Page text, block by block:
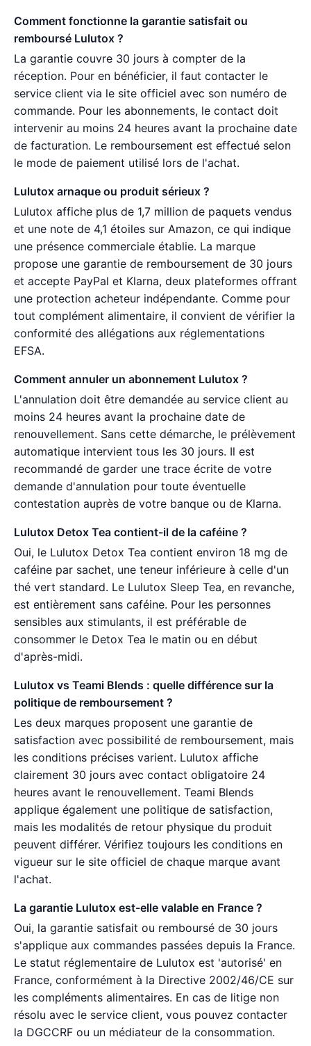
Comment fonctionne la garantie satisfait ou
remboursé Lulutox ?
La garantie couvre 30 jours à compter de la
réception. Pour en bénéficier, il faut contacter le
service client via le site officiel avec son numéro de
commande. Pour les abonnements, le contact doit
intervenir au moins 24 heures avant la prochaine date
de facturation. Le remboursement est effectué selon
le mode de paiement utilisé lors de l'achat.
Lulutox arnaque ou produit sérieux ?
Lulutox affiche plus de 1,7 million de paquets vendus
et une note de 4,1 étoiles sur Amazon, ce qui indique
une présence commerciale établie. La marque
propose une garantie de remboursement de 30 jours
et accepte PayPal et Klarna, deux plateformes offrant
une protection acheteur indépendante. Comme pour
tout complément alimentaire, il convient de vérifier la
conformité des allégations aux réglementations
EFSA.
Comment annuler un abonnement Lulutox ?
L'annulation doit être demandée au service client au
moins 24 heures avant la prochaine date de
renouvellement. Sans cette démarche, le prélèvement
automatique intervient tous les 30 jours. Il est
recommandé de garder une trace écrite de votre
demande d'annulation pour toute éventuelle
contestation auprès de votre banque ou de Klarna.
Lulutox Detox Tea contient-il de la caféine ?
Oui, le Lulutox Detox Tea contient environ 18 mg de
caféine par sachet, une teneur inférieure à celle d'un
thé vert standard. Le Lulutox Sleep Tea, en revanche,
est entièrement sans caféine. Pour les personnes
sensibles aux stimulants, il est préférable de
consommer le Detox Tea le matin ou en début
d'après-midi.
Lulutox vs Teami Blends : quelle différence sur la
politique de remboursement ?
Les deux marques proposent une garantie de
satisfaction avec possibilité de remboursement, mais
les conditions précises varient. Lulutox affiche
clairement 30 jours avec contact obligatoire 24
heures avant le renouvellement. Teami Blends
applique également une politique de satisfaction,
mais les modalités de retour physique du produit
peuvent différer. Vérifiez toujours les conditions en
vigueur sur le site officiel de chaque marque avant
l'achat.
La garantie Lulutox est-elle valable en France ?
Oui, la garantie satisfait ou remboursé de 30 jours
s'applique aux commandes passées depuis la France.
Le statut réglementaire de Lulutox est 'autorisé' en
France, conformément à la Directive 2002/46/CE sur
les compléments alimentaires. En cas de litige non
résolu avec le service client, vous pouvez contacter
la DGCCRF ou un médiateur de la consommation.